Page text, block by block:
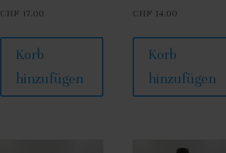
CHF 17.00
Korb
hinzufügen
CHF 14.00
Korb
hinzufügen